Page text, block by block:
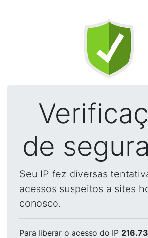
de
Seu IP fez diversas
acessos suspeitos a sites
conosco.
Para liberar o acesso do IP